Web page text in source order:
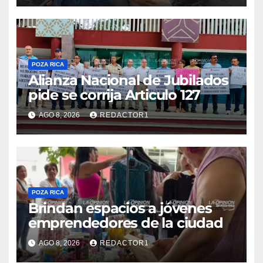
POZA RICA
Alianza Nacional de Jubilados
pide se corrija Articulo 127
AGO 8, 2026 REDACTOR1
POZA RICA
Brindan espacios a jóvenes
emprendedores de la ciudad
AGO 8, 2026 REDACTOR1